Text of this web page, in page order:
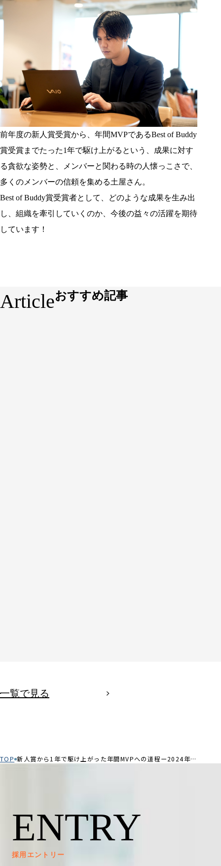
前年度の新人賞受賞から、年間MVPであるBest of Buddy
賞受賞までたった1年で駆け上がるという、成果に対す
る貪欲な姿勢と、メンバーと関わる時の人懐っこさで、
多くのメンバーの信頼を集める土屋さん。
Best of Buddy賞受賞者として、どのような成果を生み出
し、組織を牽引していくのか、今後の益々の活躍を期待
しています！
おすすめ記事
Article
一覧で見る
TOP 新人賞から1年で駆け上がった年間MVPへの道程ー2024年度 BEST OF BUDDY賞受賞者 土屋さんインタビュー
採用エントリー
ENTRY